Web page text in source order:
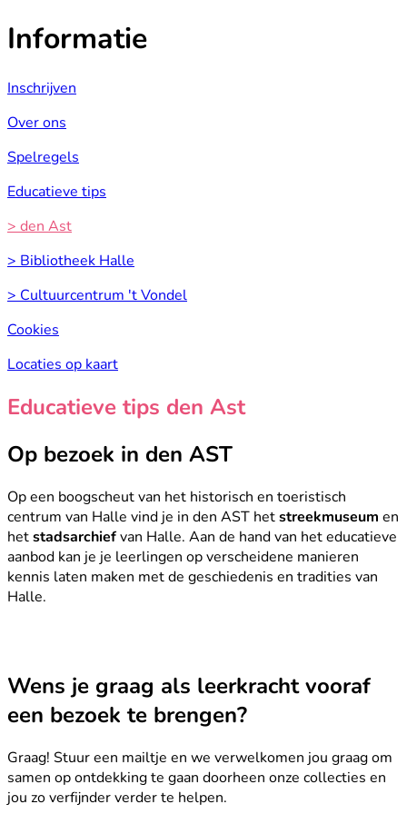
Informatie
Inschrijven
Over ons
Spelregels
Educatieve tips
> den Ast
> Bibliotheek Halle
> Cultuurcentrum 't Vondel
Cookies
Locaties op kaart
Educatieve tips den Ast
Op bezoek in den AST
Op een boogscheut van het historisch en toeristisch
centrum van Halle vind je in den AST hetstreekmuseum en
hetstadsarchiefvan Halle. Aan de hand van het educatieve
aanbod kan je je leerlingen op verscheidene manieren
kennis laten maken met de geschiedenis en tradities van
Halle.
Wens je graag als leerkracht vooraf
een bezoek te brengen?
Graag! Stuur een mailtje en we verwelkomen jou graag om
samen op ontdekking te gaan doorheen onze collecties en
jou zo verfijnder verder te helpen.